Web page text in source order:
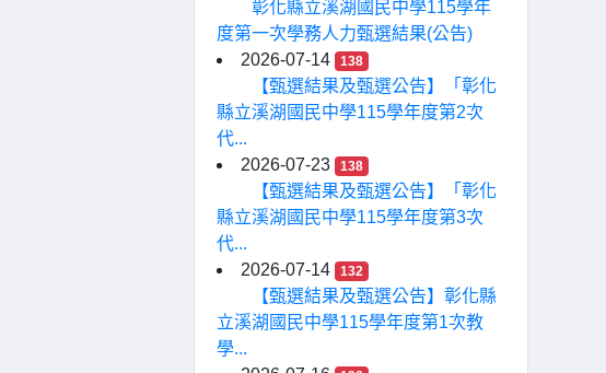
彰化縣立溪湖國民中學115學年
度第一次學務人力甄選結果(公告)
2026-07-14
138
【甄選結果及甄選公告】「彰化
縣立溪湖國民中學115學年度第2次
代...
2026-07-23
138
【甄選結果及甄選公告】「彰化
縣立溪湖國民中學115學年度第3次
代...
2026-07-14
132
【甄選結果及甄選公告】彰化縣
立溪湖國民中學115學年度第1次教
學...